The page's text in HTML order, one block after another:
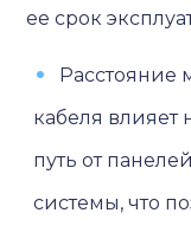
ее срок
Расстояние
кабеля влияет
путь от
системы, что